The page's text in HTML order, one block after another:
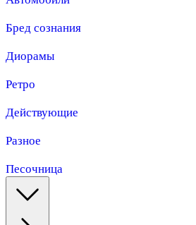
Бред сознания
Диорамы
Ретро
Действующие
Разное
Песочница